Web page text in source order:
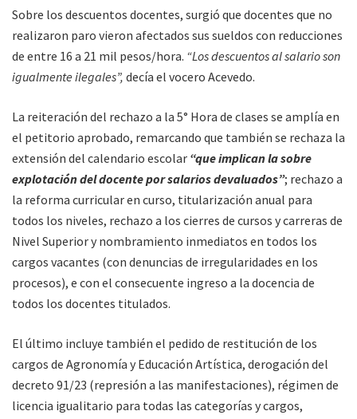
Sobre los descuentos docentes, surgió que docentes que no
realizaron paro vieron afectados sus sueldos con reducciones
de entre 16 a 21 mil pesos/hora. “Los descuentos al salario son
igualmente ilegales”, decía el vocero Acevedo.
La reiteración del rechazo a la 5° Hora de clases se amplía en
el petitorio aprobado, remarcando que también se rechaza la
extensión del calendario escolar “que implican la sobre
explotación del docente por salarios devaluados”; rechazo a
la reforma curricular en curso, titularización anual para
todos los niveles, rechazo a los cierres de cursos y carreras de
Nivel Superior y nombramiento inmediatos en todos los
cargos vacantes (con denuncias de irregularidades en los
procesos), e con el consecuente ingreso a la docencia de
todos los docentes titulados.
El último incluye también el pedido de restitución de los
cargos de Agronomía y Educación Artística, derogación del
decreto 91/23 (represión a las manifestaciones), régimen de
licencia igualitario para todas las categorías y cargos,